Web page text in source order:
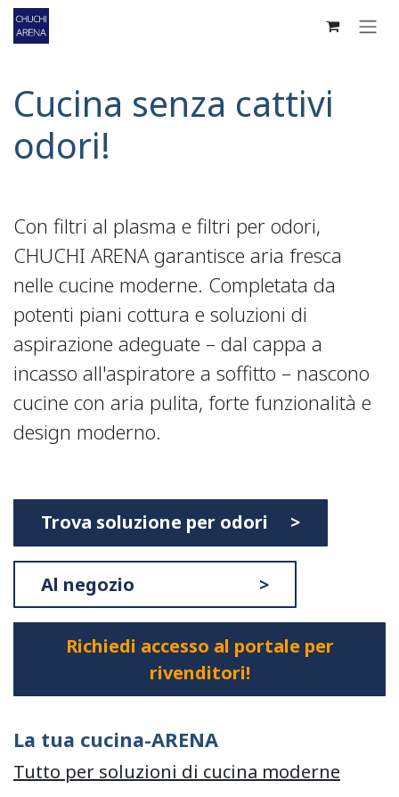
Passa al contenuto
Cucina senza cattivi
odori!
Con filtri al plasma e filtri per odori,
CHUCHI ARENA garantisce aria fresca
nelle cucine moderne. Completata da
potenti piani cottura e soluzioni di
aspirazione adeguate – dal cappa a
incasso all'aspiratore a soffitto – nascono
cucine con aria pulita, forte funzionalità e
design moderno.
Trova soluzione per odori >
Al negozio >
Richiedi accesso al portale per
rivenditori!
La tua cucina-ARENA
Tutto per soluzioni di cucina moderne